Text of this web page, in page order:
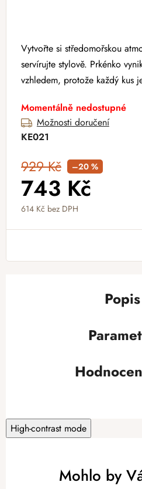
Vytvořte si středomořskou
servírujte stylově. Prkénko
vzhledem, protože každý kus
Momentálně nedostupné
Možnosti doručení
KE021
929 Kč –20 %
743 Kč
614 Kč bez DPH
Měrná cena:
Popis
High-contrast mode
Mohlo by